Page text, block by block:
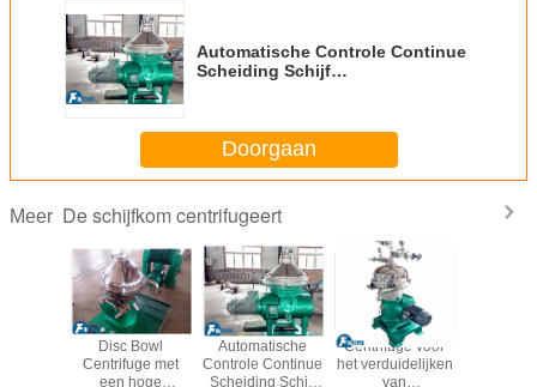
Automatische Controle Continue
Scheiding Schijf
Doorgaan
Meer De schijfkom centrifugeert
Disc Bowl
Centrifuge met
een hoge
Automatische
Controle Continue
Scheiding Schijf
Centrifuge voor
het verduidelijken
van